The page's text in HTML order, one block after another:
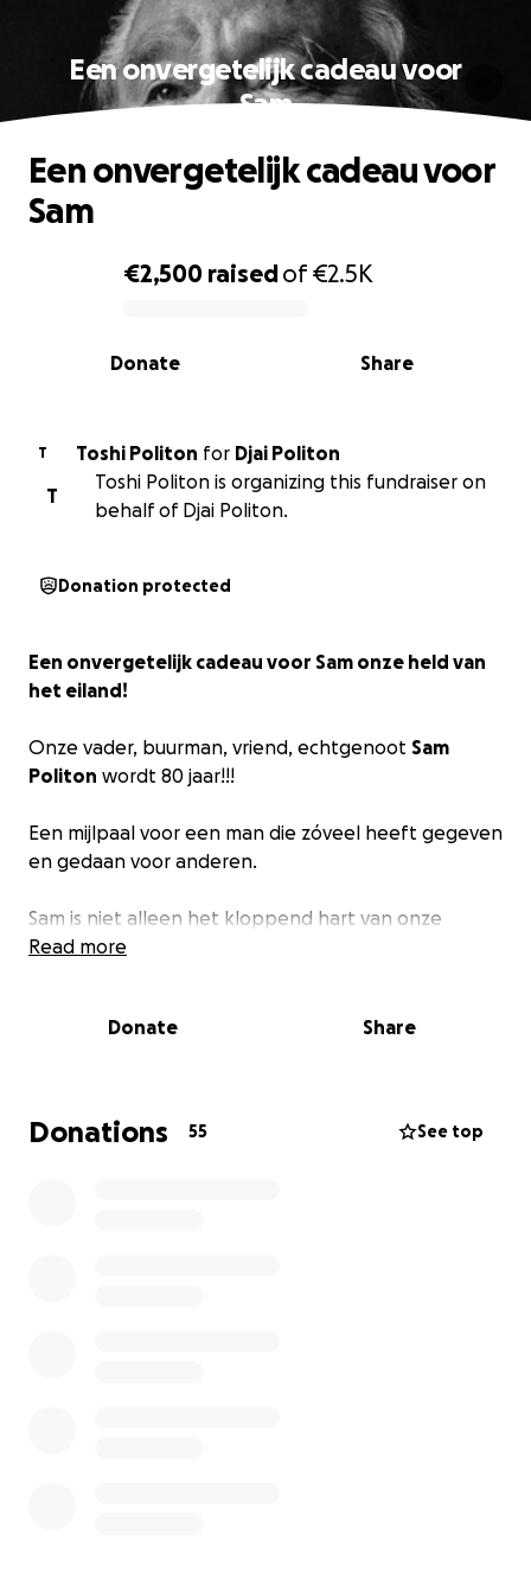
Een onvergetelijk cadeau voor
Sam
0% complete
€2,500 raisedof€2.5K
Share
Donate
Een onvergetelijk cadeau voor
Sam
T Toshi Politon for Djai Politon
T
Toshi Politon is organizing this fundraiser on
behalf of Djai Politon.
Donation protected
Een onvergetelijk cadeau voor Sam onze held van
het eiland!
Onze vader, buurman, vriend, echtgenoot Sam
Politon wordt 80 jaar!!!
Een mijlpaal voor een man die zóveel heeft gegeven
en gedaan voor anderen.
Sam is niet alleen het kloppend hart van onze
familie, maar ook een vertrouwd gezicht voor
boodschapje, een luisterend oor, of een helpende
Maar hij deed meer dan dat. Dankzij zijn toewijding is
Read more
Donate Share
Donations 55 See top